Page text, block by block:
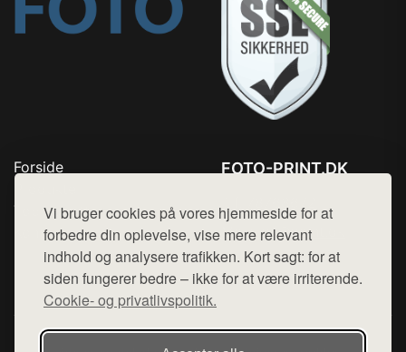
Vi bruger cookies på vores hjemmeside for at
forbedre din oplevelse, vise mere relevant
indhold og analysere trafikken. Kort sagt: for at
siden fungerer bedre – ikke for at være irriterende.
Cookie- og privatlivspolitik.
Forside
Top Rabatter
Kontakt
FOTO-PRINT.DK
Mail: hej@want.dk
Cookie- og privatlivspolitik